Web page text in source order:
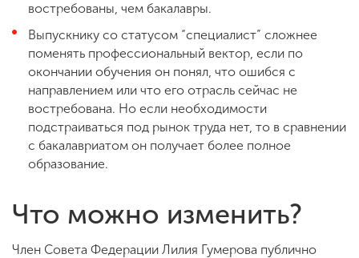
востребованы, чем бакалавры.
Выпускнику со статусом “специалист” сложнее
поменять профессиональный вектор, если по
окончании обучения он понял, что ошибся с
направлением или что его отрасль сейчас не
востребована. Но если необходимости
подстраиваться под рынок труда нет, то в сравнении
с бакалавриатом он получает более полное
образование.
Что можно изменить?
Член Совета Федерации Лилия Гумерова публично